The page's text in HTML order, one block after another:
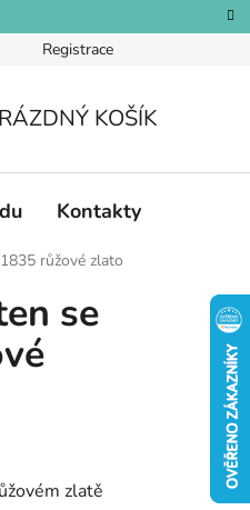
Registrace
KOŠÍK
Kontakty
růžové zlato
se
zlatě